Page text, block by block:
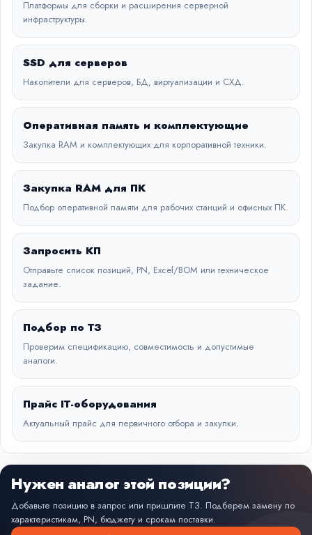
Платформы для сборки и расширения серверной
инфраструктуры.
SSD для серверов
Накопители для серверов, БД, виртуализации и СХД.
Оперативная память и комплектующие
Закупка RAM и комплектующих для корпоративной техники.
Закупка RAM для ПК
Подбор оперативной памяти для рабочих станций и офисных ПК.
Запросить КП
Отправьте список позиций, PN, Excel/BOM или техническое
задание.
Подбор по ТЗ
Проверим спецификацию, совместимость и допустимые
аналоги.
Прайс IT-оборудования
Актуальный прайс для первичного отбора и закупки.
Нужен аналог этой позиции?
Добавьте позицию в запрос или пришлите ТЗ. Подберем замену по
характеристикам, PN, бюджету и срокам поставки.